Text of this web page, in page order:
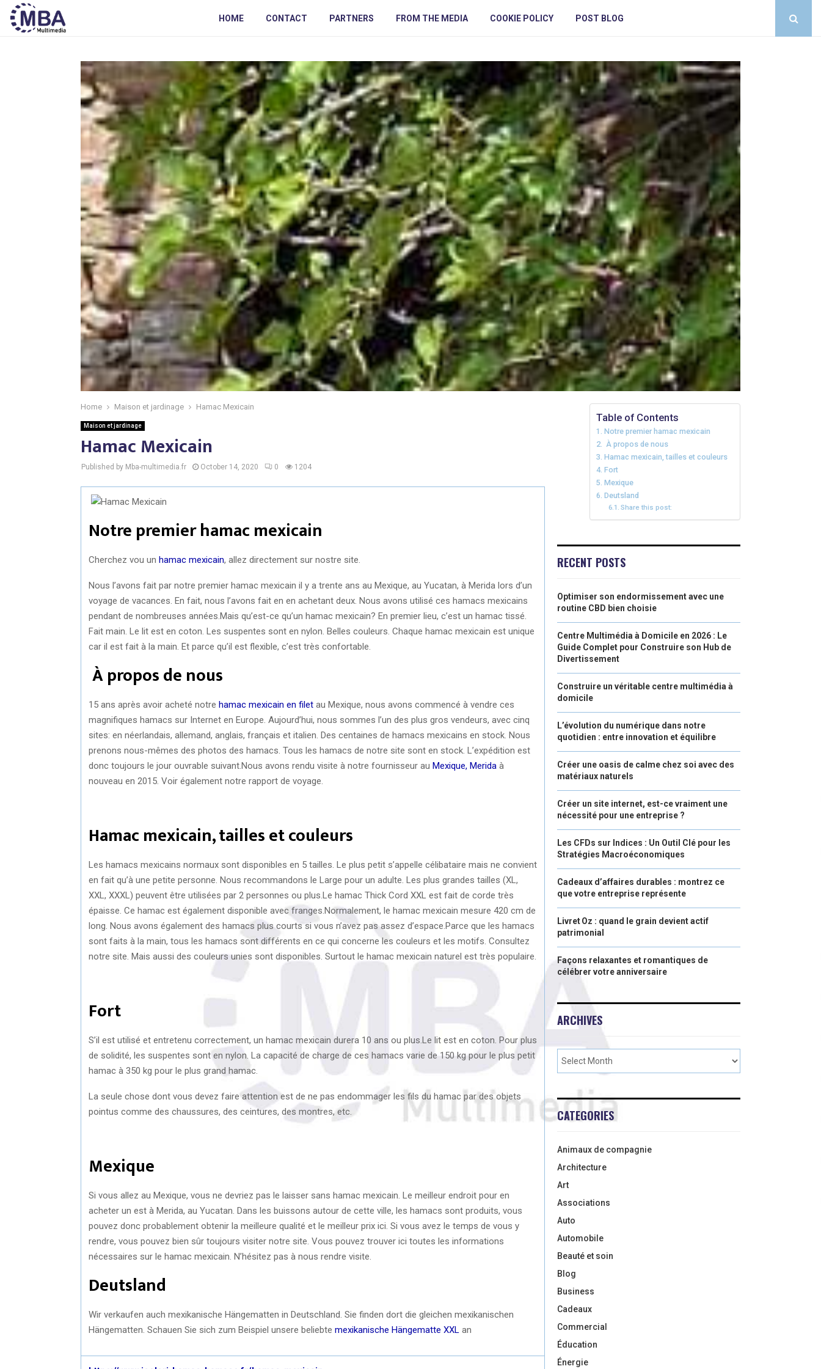
HOME CONTACT PARTNERS FROM THE MEDIA COOKIE POLICY POST BLOG
Home Maison et jardinage Hamac Mexicain
Maison et jardinage
Hamac Mexicain
Published by Mba-multimedia.fr October 14, 2020 0 1204
Notre premier hamac mexicain
Cherchez vou un hamac mexicain, allez directement sur nostre site.
Nous l’avons fait par notre premier hamac mexicain il y a trente ans au Mexique, au Yucatan, à Merida lors d’un
voyage de vacances. En fait, nous l’avons fait en en achetant deux. Nous avons utilisé ces hamacs mexicains
pendant de nombreuses années.Mais qu’est-ce qu’un hamac mexicain? En premier lieu, c’est un hamac tissé.
Fait main. Le lit est en coton. Les suspentes sont en nylon. Belles couleurs. Chaque hamac mexicain est unique
car il est fait à la main. Et parce qu’il est flexible, c’est très confortable.
À propos de nous
15 ans après avoir acheté notre hamac mexicain en filet au Mexique, nous avons commencé à vendre ces
magnifiques hamacs sur Internet en Europe. Aujourd’hui, nous sommes l’un des plus gros vendeurs, avec cinq
sites: en néerlandais, allemand, anglais, français et italien. Des centaines de hamacs mexicains en stock. Nous
prenons nous-mêmes des photos des hamacs. Tous les hamacs de notre site sont en stock. L’expédition est
donc toujours le jour ouvrable suivant.Nous avons rendu visite à notre fournisseur au Mexique, Merida à
nouveau en 2015. Voir également notre rapport de voyage.
Hamac mexicain, tailles et couleurs
Les hamacs mexicains normaux sont disponibles en 5 tailles. Le plus petit s’appelle célibataire mais ne convient
en fait qu’à une petite personne. Nous recommandons le Large pour un adulte. Les plus grandes tailles (XL,
XXL, XXXL) peuvent être utilisées par 2 personnes ou plus.Le hamac Thick Cord XXL est fait de corde très
épaisse. Ce hamac est également disponible avec franges.Normalement, le hamac mexicain mesure 420 cm de
long. Nous avons également des hamacs plus courts si vous n’avez pas assez d’espace.Parce que les hamacs
sont faits à la main, tous les hamacs sont différents en ce qui concerne les couleurs et les motifs. Consultez
notre site. Mais aussi des couleurs unies sont disponibles. Surtout le hamac mexicain naturel est très populaire.
Fort
S’il est utilisé et entretenu correctement, un hamac mexicain durera 10 ans ou plus.Le lit est en coton. Pour plus
de solidité, les suspentes sont en nylon. La capacité de charge de ces hamacs varie de 150 kg pour le plus petit
hamac à 350 kg pour le plus grand hamac.
La seule chose dont vous devez faire attention est de ne pas endommager les fils du hamac par des objets
pointus comme des chaussures, des ceintures, des montres, etc.
Mexique
Si vous allez au Mexique, vous ne devriez pas le laisser sans hamac mexicain. Le meilleur endroit pour en
acheter un est à Merida, au Yucatan. Dans les buissons autour de cette ville, les hamacs sont produits, vous
pouvez donc probablement obtenir la meilleure qualité et le meilleur prix ici. Si vous avez le temps de vous y
rendre, vous pouvez bien sûr toujours visiter notre site. Vous pouvez trouver ici toutes les informations
nécessaires sur le hamac mexicain. N’hésitez pas à nous rendre visite.
Deutsland
Wir verkaufen auch mexikanische Hängematten in Deutschland. Sie finden dort die gleichen mexikanischen
Hängematten. Schauen Sie sich zum Beispiel unsere beliebte mexikanische Hängematte XXL an
Table of Contents
Notre premier hamac mexicain
À propos de nous
Hamac mexicain, tailles et couleurs
Fort
Mexique
Deutsland
Share this post:
RECENT POSTS
Optimiser son endormissement avec une
routine CBD bien choisie
Centre Multimédia à Domicile en 2026 : Le
Guide Complet pour Construire son Hub de
Divertissement
Construire un véritable centre multimédia à
domicile
L’évolution du numérique dans notre
quotidien : entre innovation et équilibre
Créer une oasis de calme chez soi avec des
matériaux naturels
Créer un site internet, est-ce vraiment une
nécessité pour une entreprise ?
Les CFDs sur Indices : Un Outil Clé pour les
Stratégies Macroéconomiques
Cadeaux d’affaires durables : montrez ce
que votre entreprise représente
Livret Oz : quand le grain devient actif
patrimonial
Façons relaxantes et romantiques de
célébrer votre anniversaire
ARCHIVES
CATEGORIES
Animaux de compagnie
Architecture
Art
Associations
Auto
Automobile
Beauté et soin
Blog
Business
Cadeaux
Commercial
Éducation
Énergie